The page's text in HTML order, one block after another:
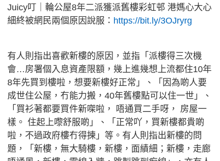
Juicy叮｜輪公屋8年二派獲派舊樓彩虹邨 港媽心大心
細終被網民兩個原因說服： https://bit.ly/3OJryrg
有人則指出喜歡新樓的原因，並指「派樓得三次機
會…房署個入息資產限額，幾上進幾想上流都住10年
8年先買到樓啦，想要新樓好正常」、「因為啲人要
成世住公屋，冇能力搬，40年舊樓點可以住一世」、
「買衫著都要買件新㗎啦， 唔通買二手呀， 房屋一
樣。 住起上嚟舒服啲」、「正常吖，買新樓都貴啲
啦，不過政府樓冇得揀」等。有人則指出新樓的問
題，「新樓，無大騎樓，新樓，面績細；新樓，走廊